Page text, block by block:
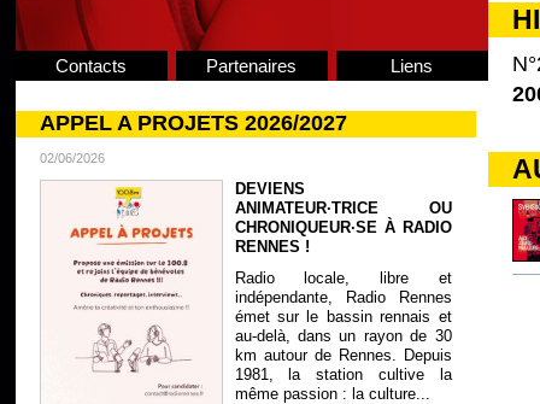
Contacts Partenaires Liens
APPEL A PROJETS 2026/2027
02/06/2026
DEVIENS
ANIMATEUR·TRICE OU
CHRONIQUEUR·SE À RADIO
RENNES !
Radio locale, libre et
indépendante, Radio Rennes
émet sur le bassin rennais et
au-delà, dans un rayon de 30
km autour de Rennes. Depuis
1981, la station cultive la
même passion : la culture...